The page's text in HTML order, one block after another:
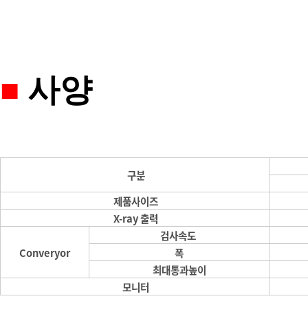
■ 사양
구분
제품사이즈
X-ray 출력
Converyor
검사속도
폭
최대통과높이
모니터